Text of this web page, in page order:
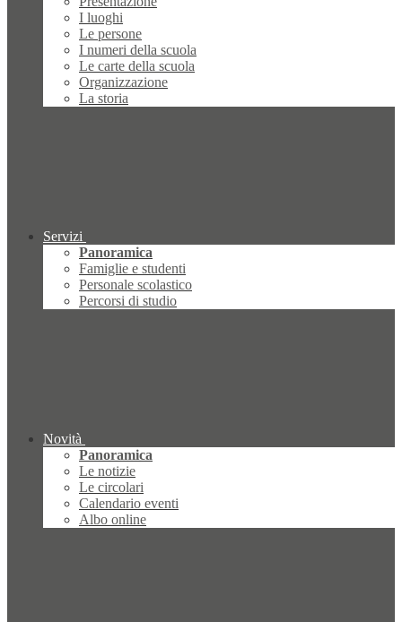
I luoghi
Le persone
I numeri della scuola
Le carte della scuola
Organizzazione
La storia
Servizi
Panoramica
Famiglie e studenti
Personale scolastico
Percorsi di studio
Novità
Panoramica
Le notizie
Le circolari
Calendario eventi
Albo online